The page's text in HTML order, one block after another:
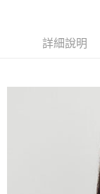
流程，驗證手機門號
消。如遇「轉專審核
1.分期款項不併入電
2.透過簡訊連結打開
帳／街口支付／
【關於「AFTEE先享
１．簡單：不需註冊
２．便利：只要手機
３．安心：先確認商
【「AFTEE先享後付
１．於結帳方式選擇
結帳頁面，進行簡訊
２．訂單成立數日內
３．收到繳費通知簡
每筆NT$60，滿
每筆NT$60，滿
詳細說明